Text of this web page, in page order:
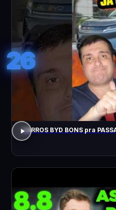
26
CARROS BYD BONS pra